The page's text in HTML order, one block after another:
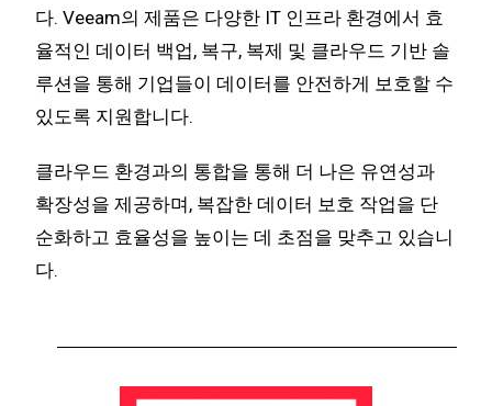
다. Veeam의 제품은 다양한 IT 인프라 환경에서 효
율적인 데이터 백업, 복구, 복제 및 클라우드 기반 솔
루션을 통해 기업들이 데이터를 안전하게 보호할 수
있도록 지원합니다.
클라우드 환경과의 통합을 통해 더 나은 유연성과
확장성을 제공하며, 복잡한 데이터 보호 작업을 단
순화하고 효율성을 높이는 데 초점을 맞추고 있습니
다.